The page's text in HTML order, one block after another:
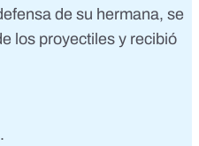
de su hermana, se
los proyectiles y recibió